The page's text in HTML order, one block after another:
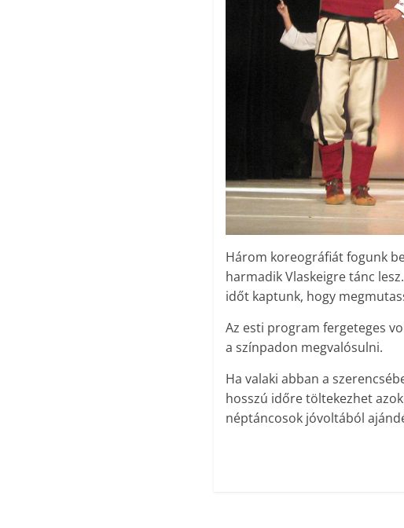
Három koreográfiát fogunk
harmadik Vlaskeigre tánc
időt kaptunk, hogy
Az esti program fergeteges
a színpadon megvalósulni.
Ha valaki abban a
hosszú időre töltekezhet
néptáncosok jóvoltából